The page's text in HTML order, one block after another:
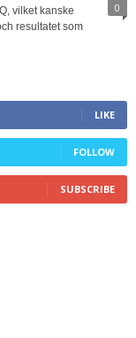
0
vilket kanske
resultatet som
LIKE
FOLLOW
SUBSCRIBE